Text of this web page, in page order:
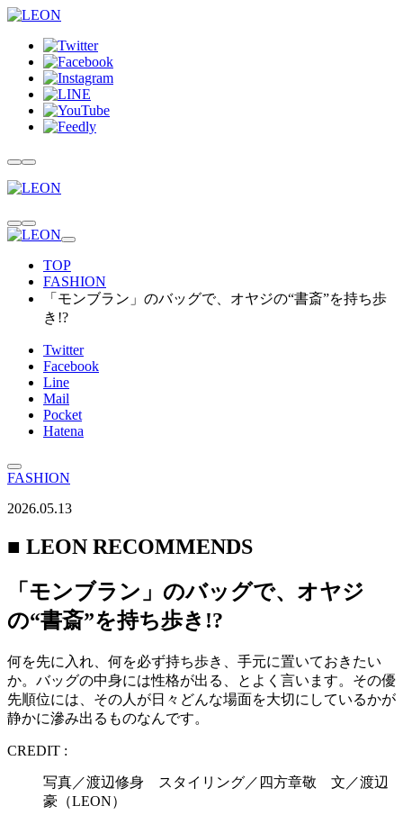
TOP
FASHION
「モンブラン」のバッグで、オヤジの“書斎”を持ち歩
き!?
Twitter
Facebook
Line
Mail
Pocket
Hatena
FASHION
2026.05.13
■ LEON RECOMMENDS
「モンブラン」のバッグで、オヤジ
の“書斎”を持ち歩き!?
何を先に入れ、何を必ず持ち歩き、手元に置いておきたい
か。バッグの中身には性格が出る、とよく言います。その優
先順位には、その人が日々どんな場面を大切にしているかが
静かに滲み出るものなんです。
CREDIT :
写真／渡辺修身 スタイリング／四方章敬 文／渡辺
豪（LEON）